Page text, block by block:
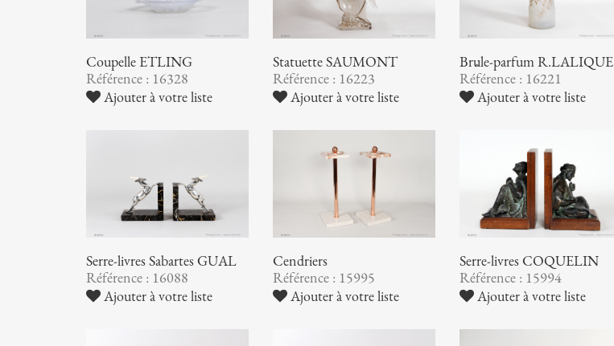
Coupelle ETLING
Référence : 16328
Ajouter à votre liste
Statuette SAUMONT
Référence : 16223
Ajouter à votre liste
Brûle-parfum R.LALIQUE
Référence : 16221
Ajouter à votre liste
Serre-livres Sabartes GUAL
Référence : 16088
Ajouter à votre liste
Cendriers
Référence : 15995
Ajouter à votre liste
Serre-livres COQUELIN
Référence : 15994
Ajouter à votre liste